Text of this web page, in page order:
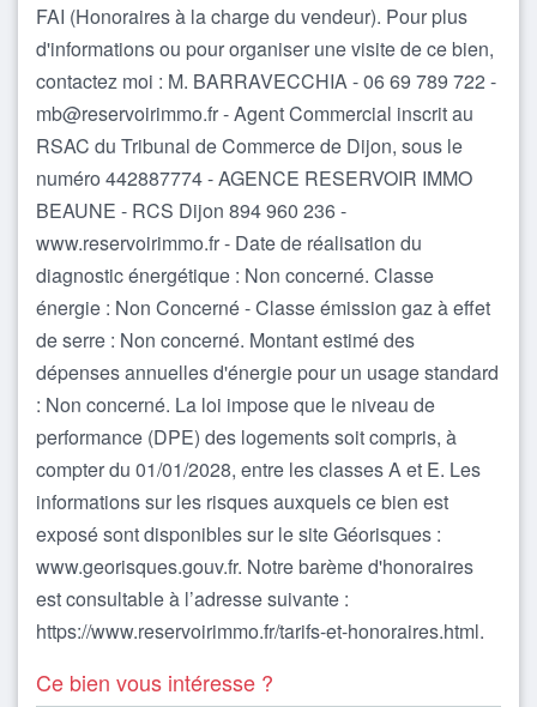
FAI (Honoraires à la charge du vendeur). Pour plus
d'informations ou pour organiser une visite de ce bien,
contactez moi : M. BARRAVECCHIA - 06 69 789 722 -
mb@reservoirimmo.fr - Agent Commercial inscrit au
RSAC du Tribunal de Commerce de Dijon, sous le
numéro 442887774 - AGENCE RESERVOIR IMMO
BEAUNE - RCS Dijon 894 960 236 -
www.reservoirimmo.fr - Date de réalisation du
diagnostic énergétique : Non concerné. Classe
énergie : Non Concerné - Classe émission gaz à effet
de serre : Non concerné. Montant estimé des
dépenses annuelles d'énergie pour un usage standard
: Non concerné. La loi impose que le niveau de
performance (DPE) des logements soit compris, à
compter du 01/01/2028, entre les classes A et E. Les
informations sur les risques auxquels ce bien est
exposé sont disponibles sur le site Géorisques :
www.georisques.gouv.fr. Notre barème d'honoraires
est consultable à l’adresse suivante :
https://www.reservoirimmo.fr/tarifs-et-honoraires.html.
Ce bien vous intéresse ?